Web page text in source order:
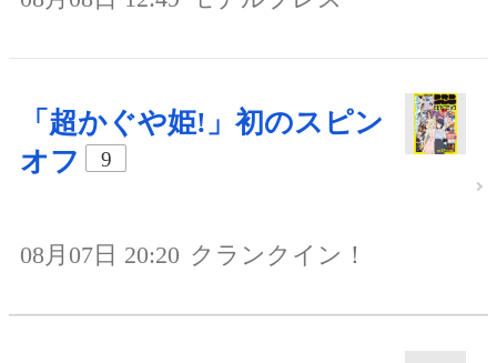
「超かぐや姫!」初のスピン
オフ
9
08月07日 20:20 クランクイン！